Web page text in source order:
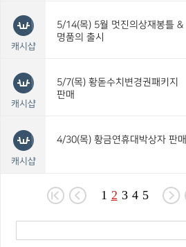
캐시샵
5/14(목) 5월 멋진의상재봉틀 &
명품의 출시
캐시샵
5/7(목) 황돋수치변경권패키지
판매
캐시샵
4/30(목) 황금연휴대박상자 판매
1 2 3 4 5